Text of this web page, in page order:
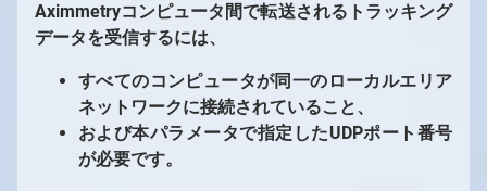
Aximmetryコンピュータ間で転送されるトラッキング
データを受信するには、
すべてのコンピュータが同一のローカルエリア
ネットワークに接続されていること、
および本パラメータで指定したUDPポート番号
が必要です。